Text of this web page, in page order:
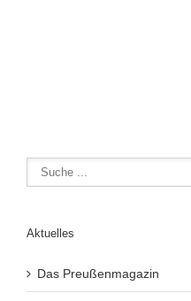
Aktuelles
Das Preußenmagazin